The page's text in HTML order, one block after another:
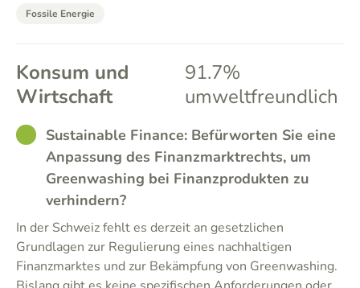
Fossile Energie
Konsum und
Wirtschaft
91.7%
umweltfreundlich
GOODSustainable Finance: Befürworten Sie eine
Anpassung des Finanzmarktrechts, um
Greenwashing bei Finanzprodukten zu
verhindern?
In der Schweiz fehlt es derzeit an gesetzlichen
Grundlagen zur Regulierung eines nachhaltigen
Finanzmarktes und zur Bekämpfung von Greenwashing.